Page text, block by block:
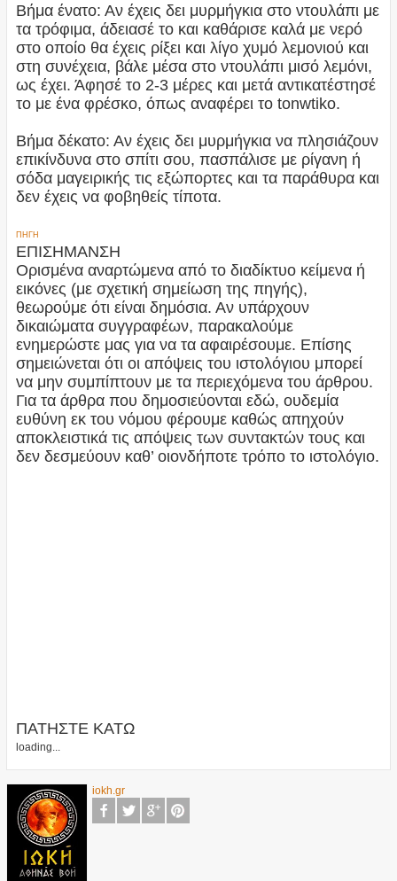
Βήμα ένατο: Αν έχεις δει μυρμήγκια στο ντουλάπι με
τα τρόφιμα, άδειασέ το και καθάρισε καλά με νερό
στο οποίο θα έχεις ρίξει και λίγο χυμό λεμονιού και
στη συνέχεια, βάλε μέσα στο ντουλάπι μισό λεμόνι,
ως έχει. Άφησέ το 2-3 μέρες και μετά αντικατέστησέ
το με ένα φρέσκο, όπως αναφέρει το tonwtiko.
Βήμα δέκατο: Αν έχεις δει μυρμήγκια να πλησιάζουν
επικίνδυνα στο σπίτι σου, πασπάλισε με ρίγανη ή
σόδα μαγειρικής τις εξώπορτες και τα παράθυρα και
δεν έχεις να φοβηθείς τίποτα.
ΠΗΓΗ
ΕΠΙΣΗΜΑΝΣΗ
Ορισμένα αναρτώμενα από το διαδίκτυο κείμενα ή
εικόνες (με σχετική σημείωση της πηγής),
θεωρούμε ότι είναι δημόσια. Αν υπάρχουν
δικαιώματα συγγραφέων, παρακαλούμε
ενημερώστε μας για να τα αφαιρέσουμε. Επίσης
σημειώνεται ότι οι απόψεις του ιστολόγιου μπορεί
να μην συμπίπτουν με τα περιεχόμενα του άρθρου.
Για τα άρθρα που δημοσιεύονται εδώ, ουδεμία
ευθύνη εκ του νόμου φέρουμε καθώς απηχούν
αποκλειστικά τις απόψεις των συντακτών τους και
δεν δεσμεύουν καθ’ οιονδήποτε τρόπο το ιστολόγιο.
ΠΑΤΗΣΤΕ ΚΑΤΩ
loading...
iokh.gr